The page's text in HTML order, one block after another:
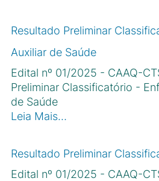
Resultado Preliminar
Auxiliar de Saúde
Edital nº 01/2025 - CAAQ-
Preliminar Classificatório -
de Saúde
Leia Mais…
Resultado Preliminar
Edital nº 01/2025 - CAAQ-